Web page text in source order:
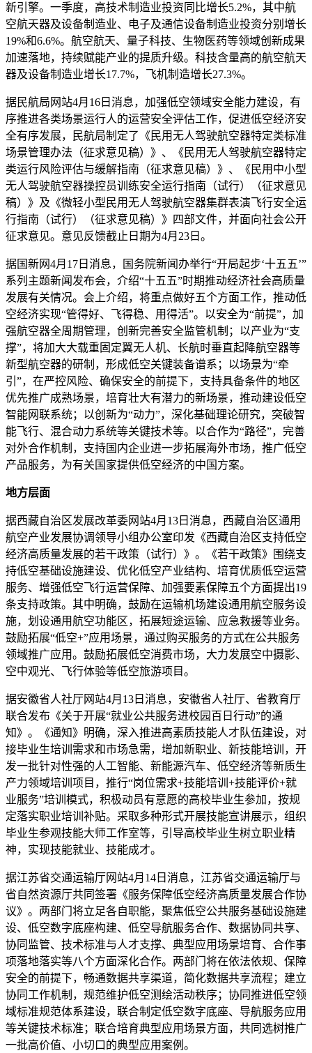
新引擎。一季度，高技术制造业投资同比增长5.2%，其中航
空航天器及设备制造业、电子及通信设备制造业投资分别增长
19%和6.6%。航空航天、量子科技、生物医药等领域创新成果
加速落地，持续赋能产业的提质升级。科技含量高的航空航天
器及设备制造业增长17.7%，飞机制造增长27.3%。
据民航局网站4月16日消息，加强低空领域安全能力建设，有
序推进各类场景运行人的运营安全评估工作，促进低空经济安
全有序发展，民航局制定了《民用无人驾驶航空器特定类标准
场景管理办法（征求意见稿）》、《民用无人驾驶航空器特定
类运行风险评估与缓解指南（征求意见稿）》、《民用中小型
无人驾驶航空器操控员训练安全运行指南（试行）（征求意见
稿）》及《微轻小型民用无人驾驶航空器集群表演飞行安全运
行指南（试行）（征求意见稿）》四部文件，并面向社会公开
征求意见。意见反馈截止日期为4月23日。
据国新网4月17日消息，国务院新闻办举行“开局起步‘十五五’”
系列主题新闻发布会，介绍“十五五”时期推动经济社会高质量
发展有关情况。会上介绍，将重点做好五个方面工作，推动低
空经济实现“管得好、飞得稳、用得活”。以安全为“前提”，加
强航空器全周期管理，创新完善安全监管机制；以产业为“支
撑”，将加大大载重固定翼无人机、长航时垂直起降航空器等
新型航空器的研制，形成低空关键装备谱系；以场景为“牵
引”，在严控风险、确保安全的前提下，支持具备条件的地区
优先推广成熟场景，培育壮大有潜力的新场景，推动建设低空
智能网联系统；以创新为“动力”，深化基础理论研究，突破智
能飞行、混合动力系统等关键技术等。以合作为“路径”，完善
对外合作机制，支持国内企业进一步拓展海外市场，推广低空
产品服务，为有关国家提供低空经济的中国方案。
地方层面
据西藏自治区发展改革委网站4月13日消息，西藏自治区通用
航空产业发展协调领导小组办公室印发《西藏自治区支持低空
经济高质量发展的若干政策（试行）》。《若干政策》围绕支
持低空基础设施建设、优化低空产业结构、培育优质低空运营
服务、增强低空飞行运营保障、加强要素保障五个方面提出19
条支持政策。其中明确，鼓励在运输机场建设通用航空服务设
施，划设通用航空功能区，拓展短途运输、应急救援等业务。
鼓励拓展“低空+”应用场景，通过购买服务的方式在公共服务
领域推广应用。鼓励拓展低空消费市场，大力发展空中摄影、
空中观光、飞行体验等低空旅游项目。
据安徽省人社厅网站4月13日消息，安徽省人社厅、省教育厅
联合发布《关于开展“就业公共服务进校园百日行动”的通
知》。《通知》明确，深入推进高素质技能人才队伍建设，对
接毕业生培训需求和市场急需，增加新职业、新技能培训，开
发一批针对性强的人工智能、新能源汽车、低空经济等新质生
产力领域培训项目，推行“岗位需求+技能培训+技能评价+就
业服务”培训模式，积极动员有意愿的高校毕业生参加，按规
定落实职业培训补贴。采取多种形式开展技能宣讲展示，组织
毕业生参观技能大师工作室等，引导高校毕业生树立职业精
神，实现技能就业、技能成才。
据江苏省交通运输厅网站4月14日消息，江苏省交通运输厅与
省自然资源厅共同签署《服务保障低空经济高质量发展合作协
议》。两部门将立足各自职能，聚焦低空公共服务基础设施建
设、低空数字底座构建、低空导航服务合作、数据协同共享、
协同监管、技术标准与人才支撑、典型应用场景培育、合作事
项落地落实等八个方面深化合作。两部门将在依法依规、保障
安全的前提下，畅通数据共享渠道，简化数据共享流程；建立
协同工作机制，规范维护低空测绘活动秩序；协同推进低空领
域标准规范体系建设，联合制定低空数字底座、导航服务应用
等关键技术标准；联合培育典型应用场景方面，共同选树推广
一批高价值、小切口的典型应用案例。